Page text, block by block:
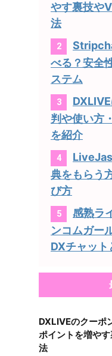
やす裏技や
法
2
べる？安全
ステム
3
判や使い方
を紹介
4
典をもらう
び方
5
感熟ラ
ンコムガー
DXチャット
DXLIVEのクーポ
ポイントを増や
法